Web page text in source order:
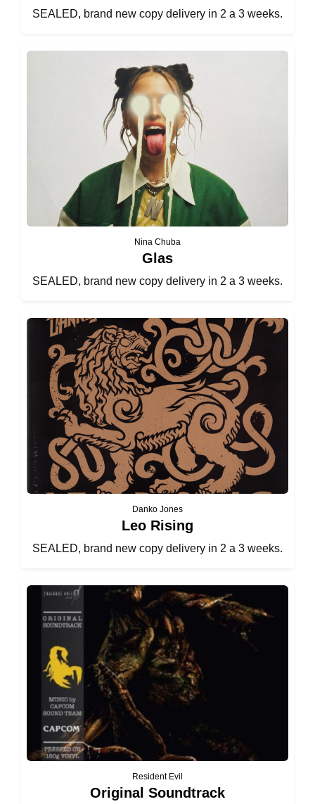
SEALED, brand new copy delivery in 2 a 3 weeks.
Nina Chuba
Glas
SEALED, brand new copy delivery in 2 a 3 weeks.
Danko Jones
Leo Rising
SEALED, brand new copy delivery in 2 a 3 weeks.
Resident Evil
Original Soundtrack